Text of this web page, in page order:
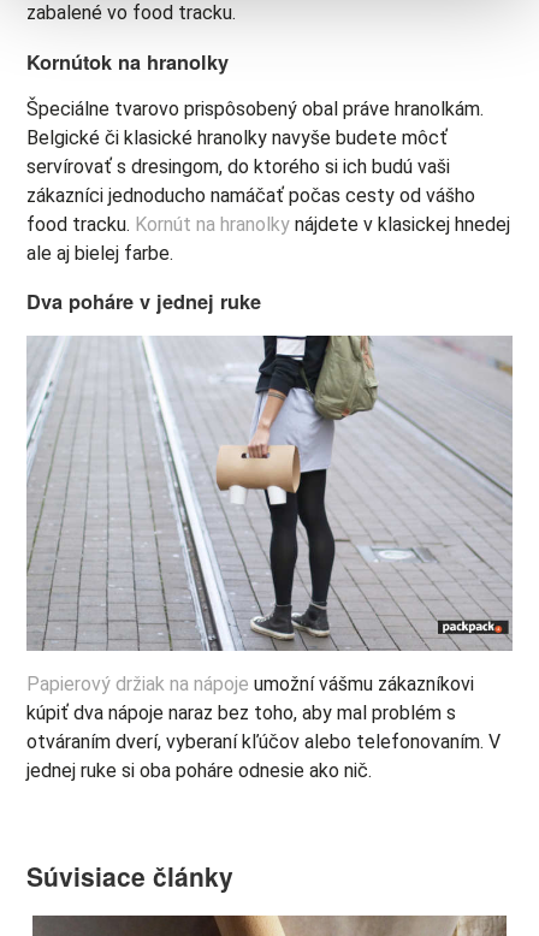
Na prispôsobenie obsahu a reklám, poskytovanie funkcií
súbory cookie. Informácie o tom, ako používate naše
webové stránky, poskytujeme aj našim partnerom v
oblasti sociálnych médií, inzercie a analýzy. Títo partneri
môžu príslušné informácie skombinovať s ďalšími
údajmi, ktoré ste im poskytli alebo ktoré od vás získali,
keď ste používali ich služby.
zabalené vo food tracku.
Kornútok na hranolky
Špeciálne tvarovo prispôsobený obal práve hranolkám.
Belgické či klasické hranolky navyše budete môcť
servírovať s dresingom, do ktorého si ich budú vaši
zákazníci jednoducho namáčať počas cesty od vášho
food tracku. Kornút na hranolky nájdete v klasickej hnedej
ale aj bielej farbe.
Dva poháre v jednej ruke
Papierový držiak na nápoje umožní vášmu zákazníkovi
kúpiť dva nápoje naraz bez toho, aby mal problém s
otváraním dverí, vyberaní kľúčov alebo telefonovaním. V
jednej ruke si oba poháre odnesie ako nič.
Súvisiace články